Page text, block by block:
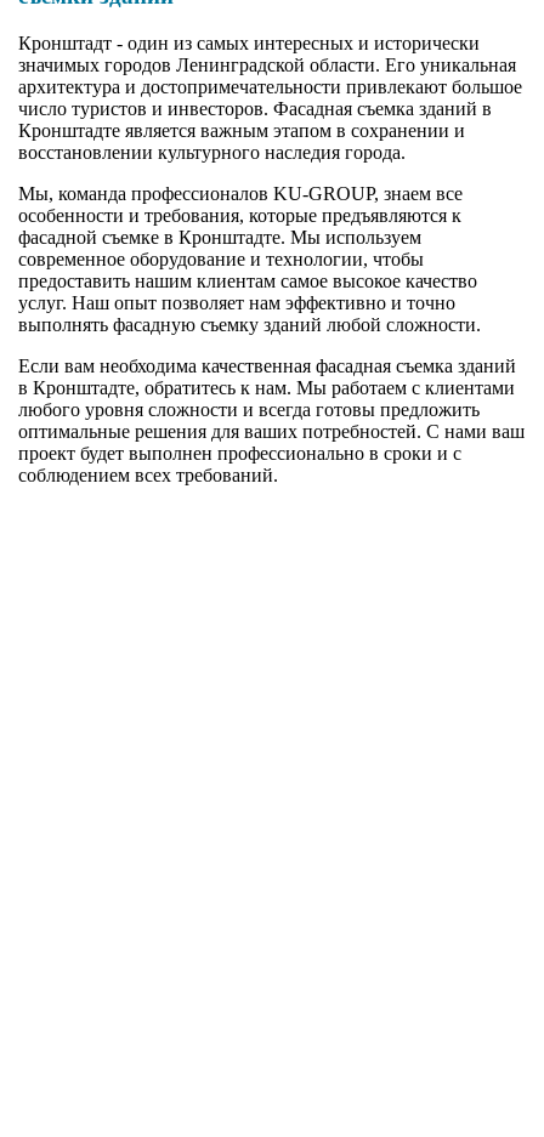
Кронштадт - один из самых интересных и исторически
значимых городов Ленинградской области. Его уникальная
архитектура и достопримечательности привлекают большое
число туристов и инвесторов. Фасадная съемка зданий в
Кронштадте является важным этапом в сохранении и
восстановлении культурного наследия города.
Мы, команда профессионалов KU-GROUP, знаем все
особенности и требования, которые предъявляются к
фасадной съемке в Кронштадте. Мы используем
современное оборудование и технологии, чтобы
предоставить нашим клиентам самое высокое качество
услуг. Наш опыт позволяет нам эффективно и точно
выполнять фасадную съемку зданий любой сложности.
Если вам необходима качественная фасадная съемка зданий
в Кронштадте, обратитесь к нам. Мы работаем с клиентами
любого уровня сложности и всегда готовы предложить
оптимальные решения для ваших потребностей. С нами ваш
проект будет выполнен профессионально в сроки и с
соблюдением всех требований.